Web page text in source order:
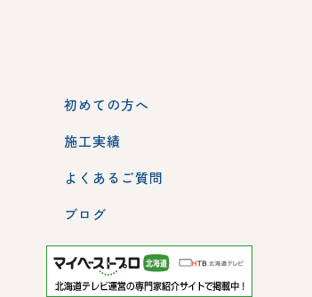
初めての方へ
施工実績
よくあるご質問
ブログ